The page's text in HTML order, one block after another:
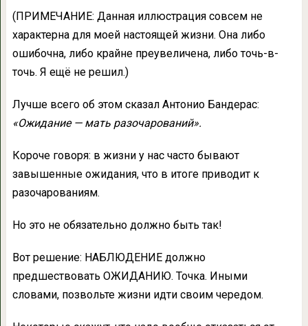
(ПРИМЕЧАНИЕ: Данная иллюстрация совсем не
характерна для моей настоящей жизни. Она либо
ошибочна, либо крайне преувеличена, либо точь-в-
точь. Я ещё не решил.)
Лучше всего об этом сказал Антонио Бандерас:
«Ожидание — мать разочарований».
Короче говоря: в жизни у нас часто бывают
завышенные ожидания, что в итоге приводит к
разочарованиям.
Но это не обязательно должно быть так!
Вот решение: НАБЛЮДЕНИЕ должно
предшествовать ОЖИДАНИЮ. Точка. Иными
словами, позвольте жизни идти своим чередом.